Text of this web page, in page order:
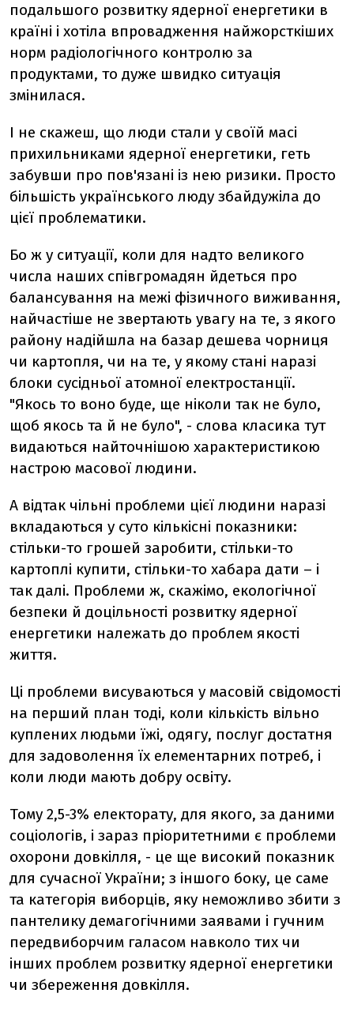
подальшого розвитку ядерної енергетики в
країні і хотіла впровадження найжорсткіших
норм радіологічного контролю за
продуктами, то дуже швидко ситуація
змінилася.
І не скажеш, що люди стали у своїй масі
прихильниками ядерної енергетики, геть
забувши про пов'язані із нею ризики. Просто
більшість українського люду збайдужіла до
цієї проблематики.
Бо ж у ситуації, коли для надто великого
числа наших співгромадян йдеться про
балансування на межі фізичного виживання,
найчастіше не звертають увагу на те, з якого
району надійшла на базар дешева чорниця
чи картопля, чи на те, у якому стані наразі
блоки сусідньої атомної електростанції.
"Якось то воно буде, ще ніколи так не було,
щоб якось та й не було", - слова класика тут
видаються найточнішою характеристикою
настрою масової людини.
А відтак чільні проблеми цієї людини наразі
вкладаються у суто кількісні показники:
стільки-то грошей заробити, стільки-то
картоплі купити, стільки-то хабара дати – і
так далі. Проблеми ж, скажімо, екологічної
безпеки й доцільності розвитку ядерної
енергетики належать до проблем якості
життя.
Ці проблеми висуваються у масовій свідомості
на перший план тоді, коли кількість вільно
куплених людьми їжі, одягу, послуг достатня
для задоволення їх елементарних потреб, і
коли люди мають добру освіту.
Тому 2,5-3% електорату, для якого, за даними
соціологів, і зараз пріоритетними є проблеми
охорони довкілля, - це ще високий показник
для сучасної України; з іншого боку, це саме
та категорія виборців, яку неможливо збити з
пантелику демагогічними заявами і гучним
передвиборчим галасом навколо тих чи
інших проблем розвитку ядерної енергетики
чи збереження довкілля.